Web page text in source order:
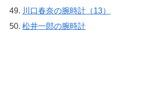
川口春奈の腕時計（13）
松井一郎の腕時計